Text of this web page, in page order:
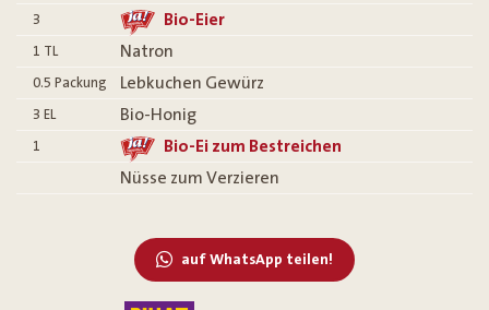
3 Bio-Eier
1 TL Natron
0.5 Packung Lebkuchen Gewürz
3 EL Bio-Honig
1
Bio-Ei zum Bestreichen
Nüsse zum Verzieren
auf WhatsApp teilen!